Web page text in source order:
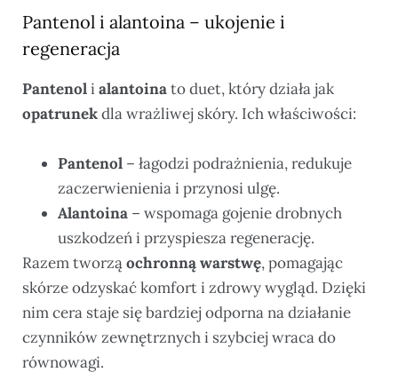
Pantenol i alantoina – ukojenie i
regeneracja
Pantenolialantoinato duet, który działa jak
opatrunekdla wrażliwej skóry. Ich właściwości:
Pantenol – łagodzi podrażnienia, redukuje
zaczerwienienia i przynosi ulgę.
Alantoina – wspomaga gojenie drobnych
uszkodzeń i przyspiesza regenerację.
Razem tworząochronną warstwę, pomagając
skórze odzyskać komfort i zdrowy wygląd. Dzięki
nim cera staje się bardziej odporna na działanie
czynników zewnętrznych i szybciej wraca do
równowagi.